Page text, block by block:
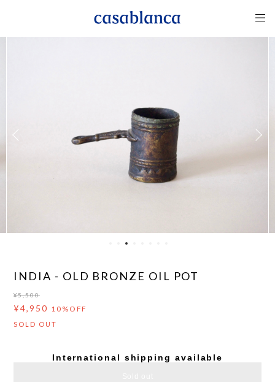
INDIA - OLD BRONZE OIL POT
¥5,500
¥4,950 10%OFF
SOLD OUT
International shipping available